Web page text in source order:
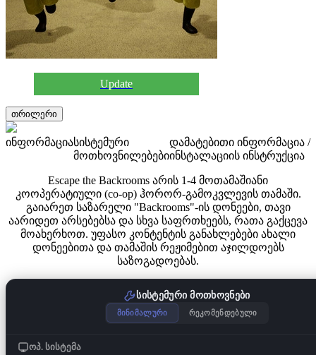
Update
თრილერი
ინფორმაციასისტემური
მოთხოვნილებები
დამატებითი ინფორმაცია /
ინსტალაციის ინსტრუქცია
Escape the Backrooms არის 1-4 მოთამაშიანი
კოოპერატიული (co-op) ჰორორ-გამოკვლევის თამაში.
გაიარეთ საზარელი "Backrooms"-ის დონეები, თავი
აარიდეთ არსებებსა და სხვა საფრთხეებს, რათა გაქცევა
მოახერხოთ. უფასო კონტენტის განახლებები ახალი
დონეებითა და თამაშის რეჟიმებით აჯილდოებს
საზოგადოებას.
სისტემური მოთხოვნები
მინიმალური რეკომენდებული
ოპ. სისტემა